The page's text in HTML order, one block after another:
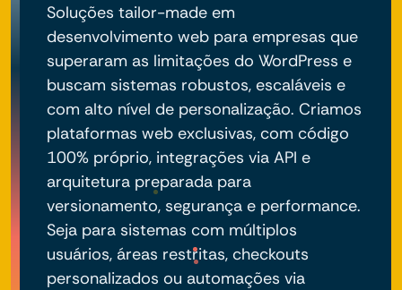
Soluções tailor-made em
desenvolvimento web para empresas que
superaram as limitações do WordPress e
buscam sistemas robustos, escaláveis e
com alto nível de personalização. Criamos
plataformas web exclusivas, com código
100% próprio, integrações via API e
arquitetura preparada para
versionamento, segurança e performance.
Seja para sistemas com múltiplos
usuários, áreas restritas, checkouts
personalizados ou automações via